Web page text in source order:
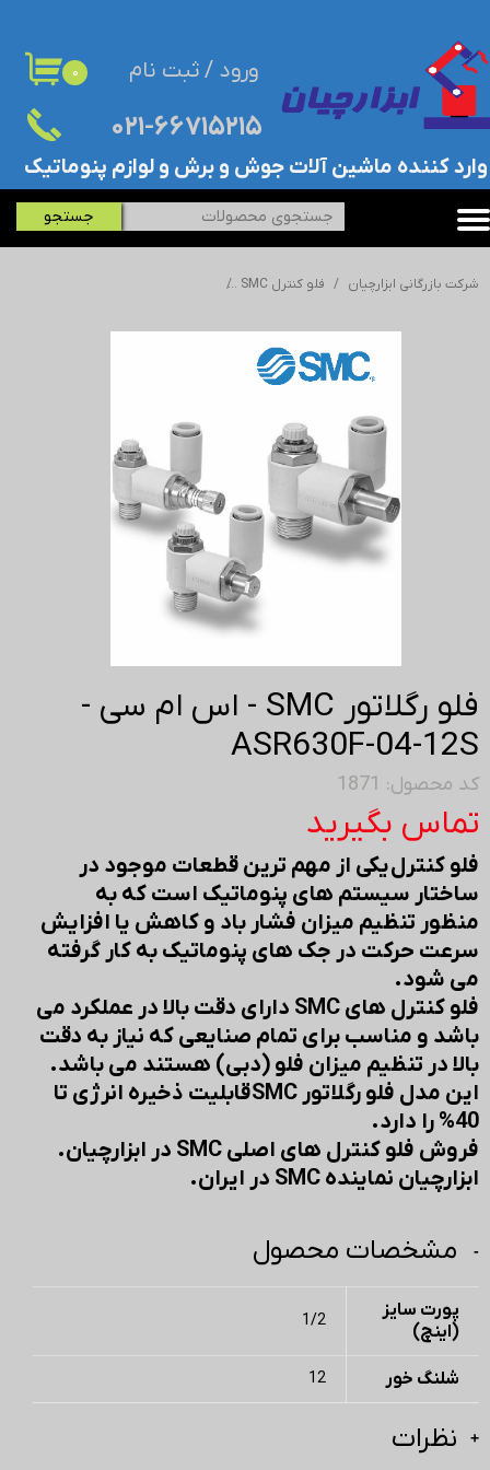
۰۲۱-۶۶۷۱۵۲۱۵​​​​​​​
جستجو
۰
​وارد کننده ماشین آلات جوش و برش و لوازم پنوماتیک
ورود / ثبت نام
حساب کاربری من
تغییر گذر واژه
خروج از حساب کاربری
شرکت بازرگانی ابزارچیان فلو کنترل SMC
فلو رگلاتور SMC - اس ام سی -
ASR630F-04-12S
کد محصول: 1871
تماس بگیرید
فلو کنترل یکی از مهم ترین قطعات موجود در
ساختار سیستم های پنوماتیک است که به
منظور تنظیم میزان فشار باد و کاهش یا افزایش
سرعت حرکت در جک های پنوماتیک به کار گرفته
می شود.
فلو کنترل های SMC دارای دقت بالا در عملکرد می
باشد و مناسب برای تمام صنایعی که نیاز به دقت
بالا در تنظیم میزان فلو (دبی) هستند می باشد.
این مدل فلو رگلاتور SMC قابلیت ذخیره انرژی تا
40% را دارد.
فروش فلو کنترل های اصلی SMC در ابزارچیان.
ابزارچیان نماینده SMC در ایران.
مشخصات محصول
پورت سایز
(اینچ)
1/2
شلنگ خور 12
نظرات